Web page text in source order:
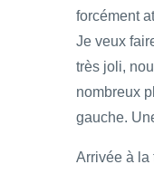
forcément
Je veux
très joli,
nombreux
gauche.
Arrivée à la